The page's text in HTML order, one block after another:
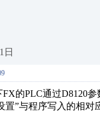
日
的PLC通过D8120
置”与程序写入的相对